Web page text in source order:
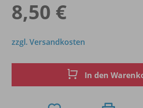
8,50 €
zzgl. Versandkosten
In den